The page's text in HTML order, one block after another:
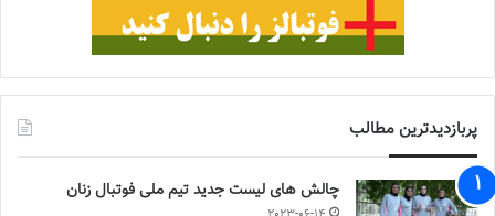
پربازدیدترین مطالب
چالش هاى ليست جدید تيم ملى فوتبال زنان